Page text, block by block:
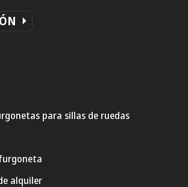
para sillas de ruedas
alquiler